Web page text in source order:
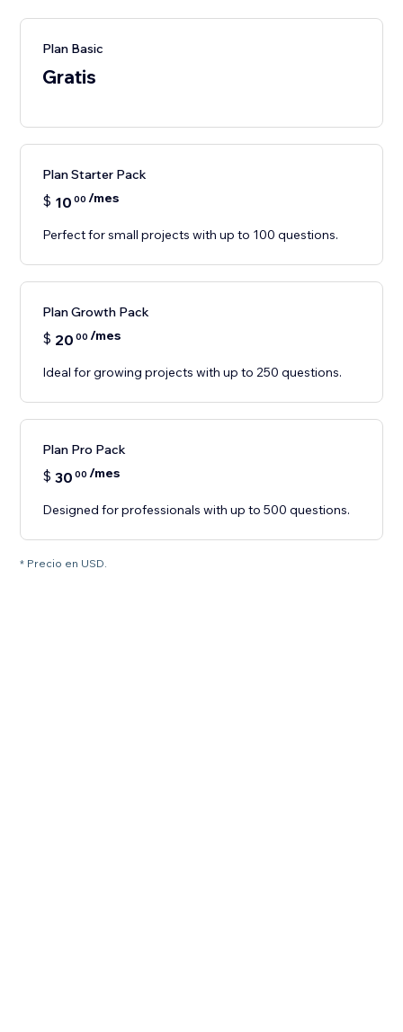
Plan Basic
Gratis
Plan Starter Pack
$ 10 00 /mes
Perfect for small projects with up to 100 questions.
Plan Growth Pack
$ 20 00 /mes
Ideal for growing projects with up to 250 questions.
Plan Pro Pack
$ 30 00 /mes
Designed for professionals with up to 500 questions.
* Precio en USD.